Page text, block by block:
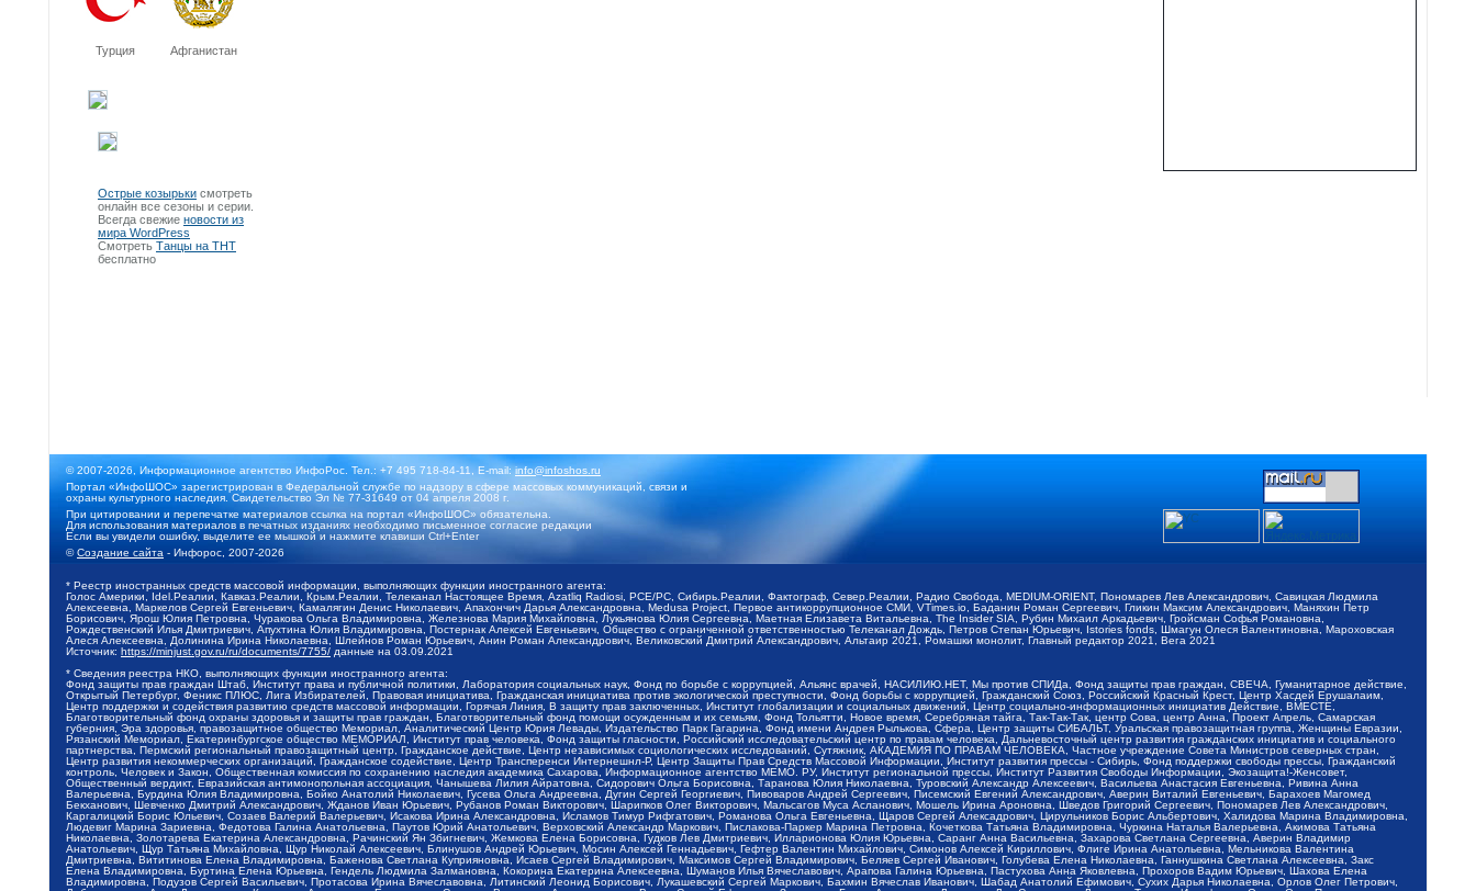
Турция Афганистан
Острые козырьки смотреть
онлайн все сезоны и серии.
Всегда свежие новости из
мира WordPress
Смотреть Танцы на ТНТ
бесплатно
© 2007-2026, Информационное агентство ИнфоРос. Тел.: +7 495 718-84-11, E-mail:info@infoshos.ru
Портал «ИнфоШОС» зарегистрирован в Федеральной службе по надзору в сфере массовых коммуникаций, связи и
охраны культурного наследия. Свидетельство Эл № 77-31649 от 04 апреля 2008 г.
При цитировании и перепечатке материалов ссылка на портал «ИнфоШОС» обязательна.
Для использования материалов в печатных изданиях необходимо письменное согласие редакции
Если вы увидели ошибку, выделите ее мышкой и нажмите клавиши Ctrl+Enter
©Создание сайта - Инфорос, 2007-2026
* Реестр иностранных средств массовой информации, выполняющих функции иностранного агента:
Голос Америки, Idel.Реалии, Кавказ.Реалии, Крым.Реалии, Телеканал Настоящее Время, Azatliq Radiosi, PCE/PC, Сибирь.Реалии, Фактограф, Север.Реалии, Радио Свобода, MEDIUM-ORIENT, Пономарев Лев Александрович, Савицкая Людмила
Алексеевна, Маркелов Сергей Евгеньевич, Камалягин Денис Николаевич, Апахончич Дарья Александровна, Medusa Project, Первое антикоррупционное СМИ, VTimes.io, Баданин Роман Сергеевич, Гликин Максим Александрович, Маняхин Петр
Борисович, Ярош Юлия Петровна, Чуракова Ольга Владимировна, Железнова Мария Михайловна, Лукьянова Юлия Сергеевна, Маетная Елизавета Витальевна, The Insider SIA, Рубин Михаил Аркадьевич, Гройсман Софья Романовна,
Рождественский Илья Дмитриевич, Апухтина Юлия Владимировна, Постернак Алексей Евгеньевич, Общество с ограниченной ответственностью Телеканал Дождь, Петров Степан Юрьевич, Istories fonds, Шмагун Олеся Валентиновна, Мароховская
Алеся Алексеевна, Долинина Ирина Николаевна, Шлейнов Роман Юрьевич, Анин Роман Александрович, Великовский Дмитрий Александрович, Альтаир 2021, Ромашки монолит, Главный редактор 2021, Вега 2021
Источник: https://minjust.gov.ru/ru/documents/7755/ данные на 03.09.2021
* Сведения реестра НКО, выполняющих функции иностранного агента:
Фонд защиты прав граждан Штаб, Институт права и публичной политики, Лаборатория социальных наук, Фонд по борьбе с коррупцией, Альянс врачей, НАСИЛИЮ.НЕТ, Мы против СПИДа, Фонд защиты прав граждан, СВЕЧА, Гуманитарное действие,
Открытый Петербург, Феникс ПЛЮС, Лига Избирателей, Правовая инициатива, Гражданская инициатива против экологической преступности, Фонд борьбы с коррупцией, Гражданский Союз, Российский Красный Крест, Центр Хасдей Ерушалаим,
Центр поддержки и содействия развитию средств массовой информации, Горячая Линия, В защиту прав заключенных, Институт глобализации и социальных движений, Центр социально-информационных инициатив Действие, ВМЕСТЕ,
Благотворительный фонд охраны здоровья и защиты прав граждан, Благотворительный фонд помощи осужденным и их семьям, Фонд Тольятти, Новое время, Серебряная тайга, Так-Так-Так, центр Сова, центр Анна, Проект Апрель, Самарская
губерния, Эра здоровья, правозащитное общество Мемориал, Аналитический Центр Юрия Левады, Издательство Парк Гагарина, Фонд имени Андрея Рылькова, Сфера, Центр защиты СИБАЛЬТ, Уральская правозащитная группа, Женщины Евразии,
Рязанский Мемориал, Екатеринбургское общество МЕМОРИАЛ, Институт прав человека, Фонд защиты гласности, Российский исследовательский центр по правам человека, Дальневосточный центр развития гражданских инициатив и социального
партнерства, Пермский региональный правозащитный центр, Гражданское действие, Центр независимых социологических исследований, Сутяжник, АКАДЕМИЯ ПО ПРАВАМ ЧЕЛОВЕКА, Частное учреждение Совета Министров северных стран,
Центр развития некоммерческих организаций, Гражданское содействие, Центр Трансперенси Интернешнл-Р, Центр Защиты Прав Средств Массовой Информации, Институт развития прессы - Сибирь, Фонд поддержки свободы прессы, Гражданский
контроль, Человек и Закон, Общественная комиссия по сохранению наследия академика Сахарова, Информационное агентство МЕМО. РУ, Институт региональной прессы, Институт Развития Свободы Информации, Экозащита!-Женсовет,
Общественный вердикт, Евразийская антимонопольная ассоциация, Чанышева Лилия Айратовна, Сидорович Ольга Борисовна, Таранова Юлия Николаевна, Туровский Александр Алексеевич, Васильева Анастасия Евгеньевна, Ривина Анна
Валерьевна, Бурдина Юлия Владимировна, Бойко Анатолий Николаевич, Гусева Ольга Андреевна, Дугин Сергей Георгиевич, Пивоваров Андрей Сергеевич, Писемский Евгений Александрович, Аверин Виталий Евгеньевич, Барахоев Магомед
Бекханович, Шевченко Дмитрий Александрович, Жданов Иван Юрьевич, Рубанов Роман Викторович, Шарипков Олег Викторович, Мальсагов Муса Асланович, Мошель Ирина Ароновна, Шведов Григорий Сергеевич, Пономарев Лев Александрович,
Каргалицкий Борис Юльевич, Созаев Валерий Валерьевич, Исакова Ирина Александровна, Исламов Тимур Рифгатович, Романова Ольга Евгеньевна, Щаров Сергей Алексадрович, Цирульников Борис Альбертович, Халидова Марина Владимировна,
Людевиг Марина Зариевна, Федотова Галина Анатольевна, Паутов Юрий Анатольевич, Верховский Александр Маркович, Пислакова-Паркер Марина Петровна, Кочеткова Татьяна Владимировна, Чуркина Наталья Валерьевна, Акимова Татьяна
Николаевна, Золотарева Екатерина Александровна, Рачинский Ян Збигневич, Жемкова Елена Борисовна, Гудков Лев Дмитриевич, Илларионова Юлия Юрьевна, Саранг Анна Васильевна, Захарова Светлана Сергеевна, Аверин Владимир
Анатольевич, Щур Татьяна Михайловна, Щур Николай Алексеевич, Блинушов Андрей Юрьевич, Мосин Алексей Геннадьевич, Гефтер Валентин Михайлович, Симонов Алексей Кириллович, Флиге Ирина Анатольевна, Мельникова Валентина
Дмитриевна, Вититинова Елена Владимировна, Баженова Светлана Куприяновна, Исаев Сергей Владимирович, Максимов Сергей Владимирович, Беляев Сергей Иванович, Голубева Елена Николаевна, Ганнушкина Светлана Алексеевна, Закс
Елена Владимировна, Буртина Елена Юрьевна, Гендель Людмила Залмановна, Кокорина Екатерина Алексеевна, Шуманов Илья Вячеславович, Арапова Галина Юрьевна, Пастухова Анна Яковлевна, Прохоров Вадим Юрьевич, Шахова Елена
Владимировна, Подузов Сергей Васильевич, Протасова Ирина Вячеславовна, Литинский Леонид Борисович, Лукашевский Сергей Маркович, Бахмин Вячеслав Иванович, Шабад Анатолий Ефимович, Сухих Дарья Николаевна, Орлов Олег Петрович,